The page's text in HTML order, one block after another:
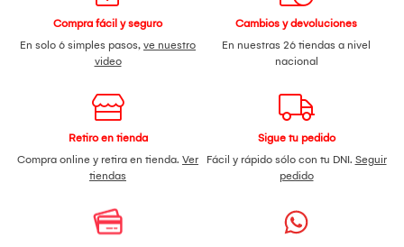
Compra fácil y seguro
En solo 6 simples pasos, ve nuestro
video
Cambios y devoluciones
En nuestras 26 tiendas a nivel
nacional
Retiro en tienda
Compra online y retira en tienda. Ver
tiendas
Sigue tu pedido
Fácil y rápido sólo con tu DNI. Seguir
pedido